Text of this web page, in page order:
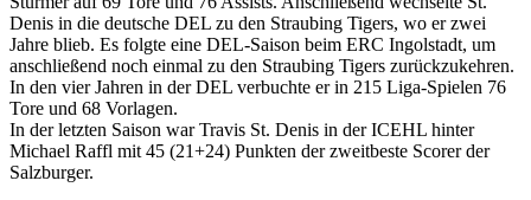
Denis in die deutsche DEL zu den Straubing Tigers, wo er zwei
Jahre blieb. Es folgte eine DEL-Saison beim ERC Ingolstadt, um
anschließend noch einmal zu den Straubing Tigers zurückzukehren.
In den vier Jahren in der DEL verbuchte er in 215 Liga-Spielen 76
Tore und 68 Vorlagen.
In der letzten Saison war Travis St. Denis in der ICEHL hinter
Michael Raffl mit 45 (21+24) Punkten der zweitbeste Scorer der
Salzburger.